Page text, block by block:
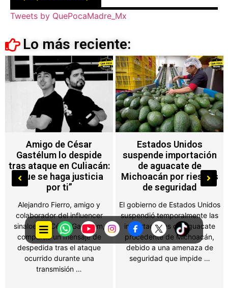
Tweets by QuePocaMadre_Mx
Lo más reciente:
Estados Unidos
suspende importación
de aguacate de
Michoacán por riesgos
de seguridad
El gobierno de Estados Unidos
suspendió temporalmente las
importaciones de aguacate
procedente de Michoacán,
debido a una amenaza de
seguridad que impide …
Brad Pitt y Angelina
Jolie vuelven a los
tribunales por
documentos financieros
del viñedo Chateau
El actor acusa a su exesposa
de no entregar información
sobre sus ingresos tras la
separación; Jolie asegura que
la petición es …